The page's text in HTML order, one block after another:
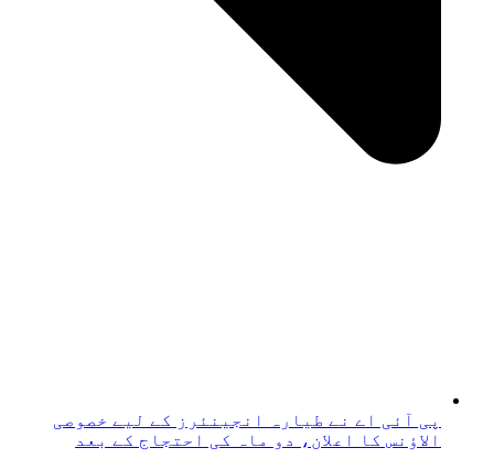
پی آئی اے نے طیارہ انجینئرز کے لیے خصوصی
الاؤنس کا اعلان، دو ماہ کی احتجاج کے بعد